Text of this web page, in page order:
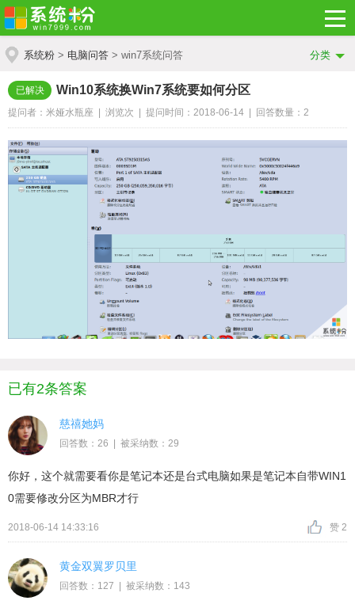
系统粉 > 电脑问答 > win7系统问答 分类
已解决 Win10系统换Win7系统要如何分区
提问者：米娅水瓶座 | 浏览次 | 提问时间：2018-06-14 | 回答数量：2
已有2条答案
慈禧她妈
回答数：26 | 被采纳数：29
你好，这个就需要看你是笔记本还是台式电脑如果是笔记本自带WIN1
0需要修改分区为MBR才行
2018-06-14 14:33:16 赞 2
黄金双翼罗贝里
回答数：127 | 被采纳数：143